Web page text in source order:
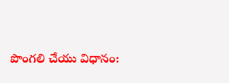
పొంగలి చేయు విధానం: